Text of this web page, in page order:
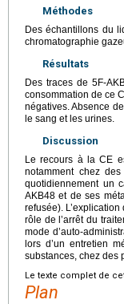
Méthodes
Des échantillons du
chromatographie
Résultats
Des traces de 5F-
consommation de ce
négatives. Absence
le sang et les urines.
Discussion
Le recours à la CE
notamment chez
quotidiennement un
AKB48 et de ses
refusée).
rôle de l’arrêt du
mode d’auto-
lors d’un entretien
substances, chez des
Le texte complet de
Plan